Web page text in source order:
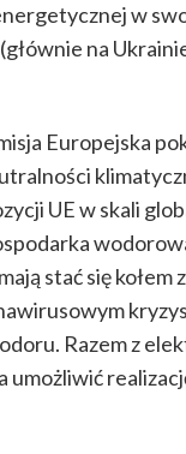
w
na
Europejska
UE w skali
stać się
Razem z
umożliwić